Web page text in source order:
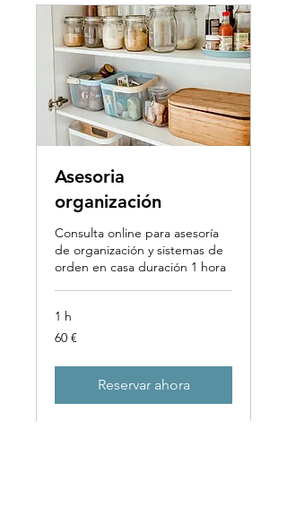
Asesoria
organización
Consulta online para asesoría
de organización y sistemas de
orden en casa duración 1 hora
1 h
60
euros
60 €
Reservar ahora